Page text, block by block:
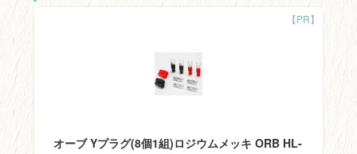
オーブ Yプラグ(8個1組)ロジウムメッキ ORB HL-